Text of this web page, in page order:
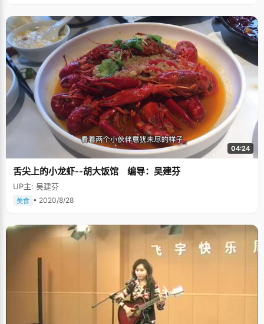
04:24
舌尖上的小龙虾--胡大饭馆 编导：吴建芬
UP主: 吴建芬
美食 • 2020/8/28